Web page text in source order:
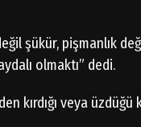
şükür, pişmanlık
olmaktı” dedi.
kırdığı veya